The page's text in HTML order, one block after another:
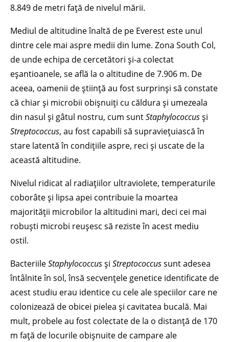
8.849 de metri față de nivelul mării.
Mediul de altitudine înaltă de pe Everest este unul
dintre cele mai aspre medii din lume. Zona South Col,
de unde echipa de cercetători și-a colectat
eșantioanele, se află la o altitudine de 7.906 m. De
aceea, oamenii de știință au fost surprinși să constate
că chiar și microbii obișnuiți cu căldura și umezeala
din nasul și gâtul nostru, cum suntStaphylococcusși
Streptococcus, au fost capabili să supraviețuiască în
stare latentă în condițiile aspre, reci și uscate de la
această altitudine.
Nivelul ridicat al radiațiilor ultraviolete, temperaturile
coborâte și lipsa apei contribuie la moartea
majorității microbilor la altitudini mari, deci cei mai
robuști microbi reușesc să reziste în acest mediu
ostil.
BacteriileStaphylococcusși Streptococcussunt adesea
întâlnite în sol, însă secvențele genetice identificate de
acest studiu erau identice cu cele ale speciilor care ne
colonizează de obicei pielea și cavitatea bucală. Mai
mult, probele au fost colectate de la o distanță de 170
m față de locurile obișnuite de campare ale